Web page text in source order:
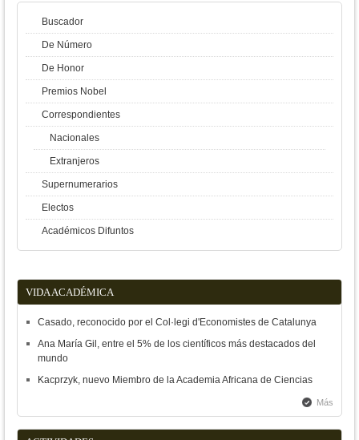
Buscador
De Número
De Honor
Premios Nobel
Correspondientes
Nacionales
Extranjeros
Supernumerarios
Electos
Académicos Difuntos
VIDA ACADÉMICA
Casado, reconocido por el Col·legi d'Economistes de Catalunya
Ana María Gil, entre el 5% de los científicos más destacados del
mundo
Kacprzyk, nuevo Miembro de la Academia Africana de Ciencias
Más